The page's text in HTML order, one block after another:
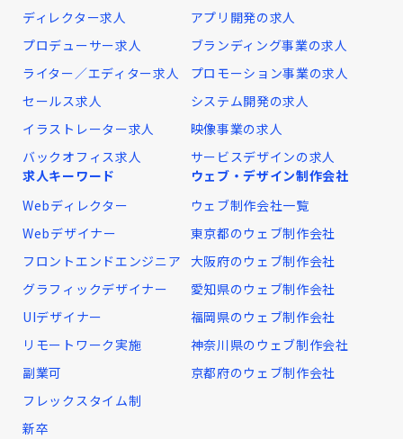
ディレクター求人
プロデューサー求人
ライター／エディター求人
セールス求人
イラストレーター求人
バックオフィス求人
アプリ開発の求人
ブランディング事業の求人
プロモーション事業の求人
システム開発の求人
映像事業の求人
サービスデザインの求人
求人キーワード
Webディレクター
Webデザイナー
フロントエンドエンジニア
グラフィックデザイナー
UIデザイナー
リモートワーク実施
副業可
フレックスタイム制
新卒
ウェブ・デザイン制作会社
ウェブ制作会社一覧
東京都のウェブ制作会社
大阪府のウェブ制作会社
愛知県のウェブ制作会社
福岡県のウェブ制作会社
神奈川県のウェブ制作会社
京都府のウェブ制作会社